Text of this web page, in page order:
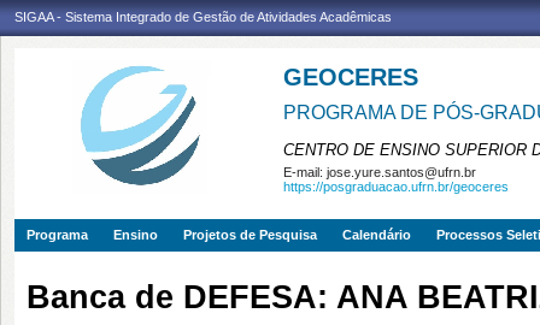
SIGAA - Sistema Integrado de Gestão de Atividades Acadêmicas
GEOCERES
PROGRAMA DE PÓS-
CENTRO DE ENSINO SUPERIOR
E-mail: jose.yure.santos@ufrn.br
https://posgraduacao.ufrn.br/geoceres
Programa Ensino Projetos de Pesquisa Calendário Processos
Banca de DEFESA: ANA